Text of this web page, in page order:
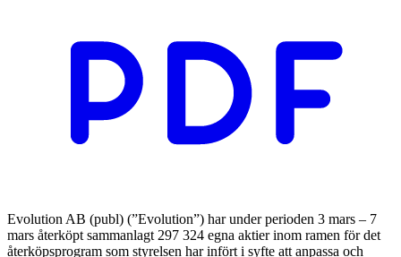
Evolution AB (publ) (”Evolution”) har under perioden 3 mars – 7
mars återköpt sammanlagt 297 324 egna aktier inom ramen för det
återköpsprogram som styrelsen har infört i syfte att anpassa och